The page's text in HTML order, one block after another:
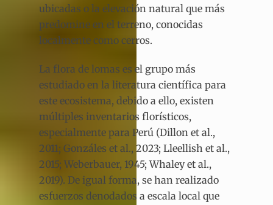
ubicadas o la elevación natural que más
predomine en el terreno, conocidas
localmente como cerros.
La flora de lomas es el grupo más
estudiado en la literatura científica para
este ecosistema, debido a ello, existen
múltiples inventarios florísticos,
especialmente para Perú (Dillon et al.,
2011; Gonzáles et al., 2023; Lleellish et al.,
2015; Weberbauer, 1945; Whaley et al.,
2019). De igual forma, se han realizado
esfuerzos denodados a escala local que